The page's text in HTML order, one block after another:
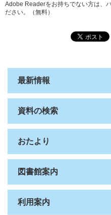
Adobe Readerをお持ちでない方は、
ださい。（無料）
最新情報
資料の検索
おたより
図書館案内
利用案内